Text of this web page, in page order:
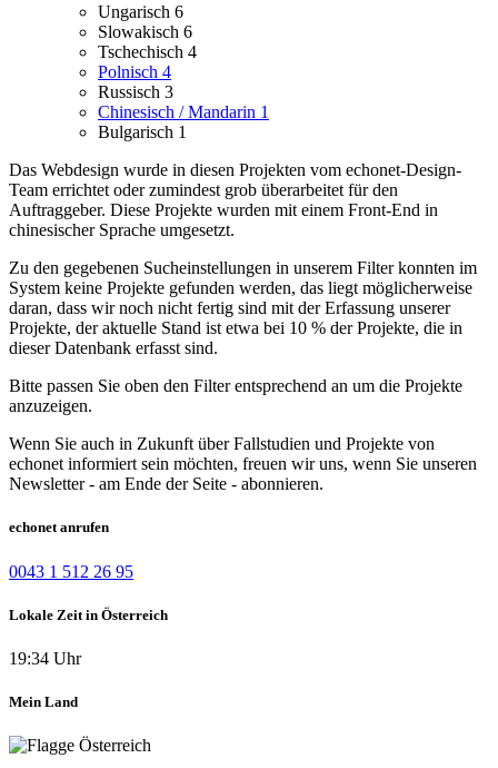
Ungarisch 6
Slowakisch 6
Tschechisch 4
Polnisch 4
Russisch 3
Chinesisch / Mandarin 1
Bulgarisch 1
Das Webdesign wurde in diesen Projekten vom echonet-Design-
Team errichtet oder zumindest grob überarbeitet für den
Auftraggeber. Diese Projekte wurden mit einem Front-End in
chinesischer Sprache umgesetzt.
Zu den gegebenen Sucheinstellungen in unserem Filter konnten im
System keine Projekte gefunden werden, das liegt möglicherweise
daran, dass wir noch nicht fertig sind mit der Erfassung unserer
Projekte, der aktuelle Stand ist etwa bei 10 % der Projekte, die in
dieser Datenbank erfasst sind.
Bitte passen Sie oben den Filter entsprechend an um die Projekte
anzuzeigen.
Wenn Sie auch in Zukunft über Fallstudien und Projekte von
echonet informiert sein möchten, freuen wir uns, wenn Sie unseren
Newsletter - am Ende der Seite - abonnieren.
echonet anrufen
0043 1 512 26 95
Lokale Zeit in Österreich
19:34 Uhr
Mein Land